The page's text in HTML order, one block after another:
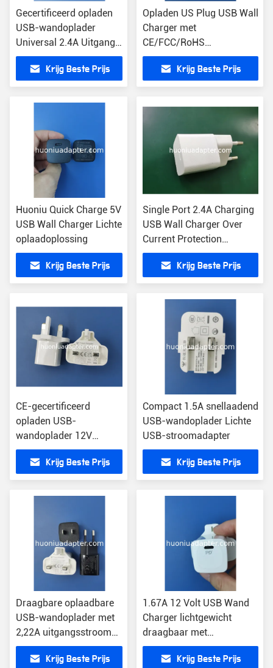
Gecertificeerd opladen
USB-wandoplader
Universal 2.4A Uitgang
Wit met CE/FCC/RoHS-
beschermingKrijg Beste Prijs
Opladen US Plug USB Wall
Charger met
CE/FCC/RoHS
gecertificeerde
beschermingsfuncties
Krijg Beste Prijs
Huoniu Quick Charge 5V
USB Wall Charger Lichte
oplaadoplossing
Krijg Beste Prijs
Single Port 2.4A Charging
USB Wall Charger Over
Current Protection
Universele compatibiliteit
Krijg Beste Prijs
CE-gecertificeerd
opladen USB-
wandoplader 12V
Uitgangsspanning
Universele
compatibiliteit
Krijg Beste Prijs
Compact 1.5A snellaadend
USB-wandoplader Lichte
USB-stroomadapter
Krijg Beste Prijs
Draagbare oplaadbare
USB-wandoplader met
2,22A uitgangsstroom
CE/FCC/RoHS
gecertificeerdKrijg Beste Prijs
1.67A 12 Volt USB Wand
Charger lichtgewicht
draagbaar met
drievoudige bescherming
Krijg Beste Prijs